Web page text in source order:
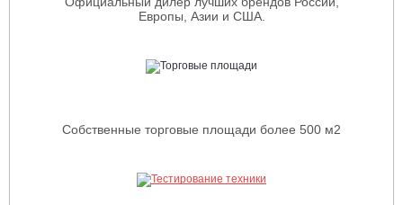
Европы, Азии и США.
Собственные торговые площади более 500 м2